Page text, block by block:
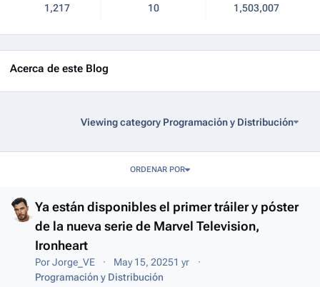
1,217
10
1,503,007
Acerca de este Blog
Viewing category Programación y Distribución
ORDENAR POR
Ya están disponibles el primer tráiler y póster
de la nueva serie de Marvel Television,
Ironheart
PorJorge_VE May 15, 20251 yr
Programación y Distribución